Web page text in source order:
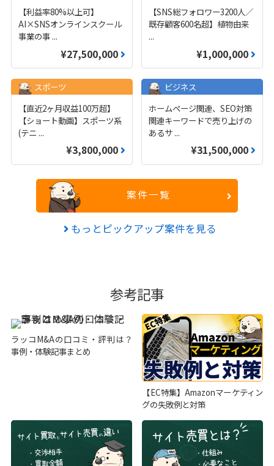
【利益率80%以上可】
AI×SNSオンラインスクール
事業の事 ...
¥27,500,000
【SNS総フォロワー3200人／
既存顧客600名超】植物由来
...
¥1,000,000
スポーツ
【直近2ヶ月収益100万超】
【ショート動画】スポーツ系
(テニ ...
¥3,800,000
ビジネス
ホームページ関連、SEO対策
関連キーワードで売り上げの
あるサ ...
¥31,500,000
案件一覧
もっとピックアップ案件を見る
参考記事
ラッコM&Aの口コミ・評判は？
事例・体験記事まとめ
【EC特集】Amazonマーケティン
グの失敗例と対策